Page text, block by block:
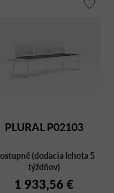
PLURAL P02103
(dodacia lehota 5
týždňov)
1 933,56 €